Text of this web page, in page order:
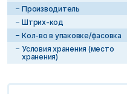
Производитель
Штрих-код
Кол-во в упаковке/фасовка
Условия хранения (место
хранения)